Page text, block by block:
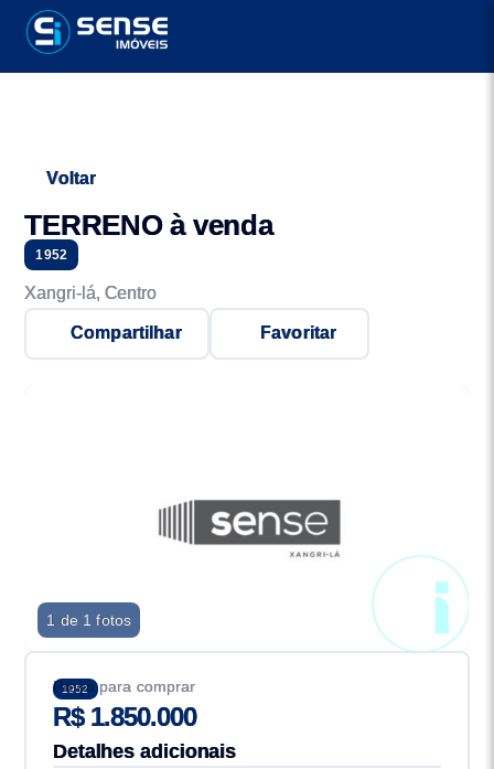
Voltar
TERRENO à venda
1952
Xangri-lá, Centro
Compartilhar Favoritar
1 de 1 fotos
1952
Preço para comprar
R$ 1.850.000
Detalhes adicionais